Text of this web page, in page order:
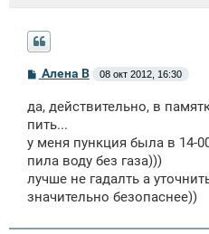
С
б
щ
н
и
Алена В 08 окт 2012, 16:30
да, действительно, в
пить...
у меня пункция была в 14-
пила воду без газа)))
лучше не гадалть а
значительно безопаснее))